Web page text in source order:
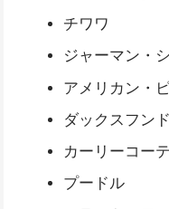
チワワ
ジャーマン・
アメリカン・
ダックスフンド
カーリーコー
プードル